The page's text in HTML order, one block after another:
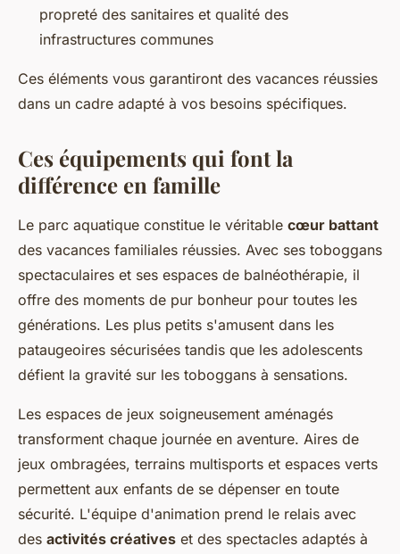
propreté des sanitaires et qualité des
infrastructures communes
Ces éléments vous garantiront des vacances réussies
dans un cadre adapté à vos besoins spécifiques.
Ces équipements qui font la
différence en famille
Le parc aquatique constitue le véritable cœur battant
des vacances familiales réussies. Avec ses toboggans
spectaculaires et ses espaces de balnéothérapie, il
offre des moments de pur bonheur pour toutes les
générations. Les plus petits s'amusent dans les
pataugeoires sécurisées tandis que les adolescents
défient la gravité sur les toboggans à sensations.
Les espaces de jeux soigneusement aménagés
transforment chaque journée en aventure. Aires de
jeux ombragées, terrains multisports et espaces verts
permettent aux enfants de se dépenser en toute
sécurité. L'équipe d'animation prend le relais avec
des activités créatives et des spectacles adaptés à